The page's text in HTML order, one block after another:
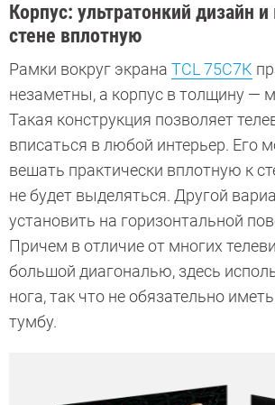
Корпус: ультратонкий дизайн
стене вплотную
Рамки вокруг экрана TCL 75C7К
незаметны, а корпус в толщину —
Такая конструкция позволяет
вписаться в любой интерьер. Его
вешать практически вплотную к
не будет выделяться. Другой
установить на горизонтальной
Причем в отличие от многих
большой диагональю, здесь
нога, так что не обязательно
тумбу.